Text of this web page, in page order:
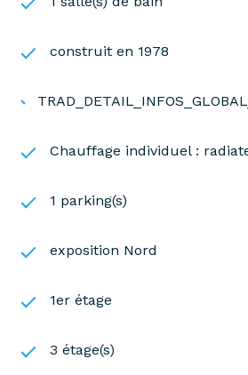
construit en 1978
Chauffage individuel :
1 parking(s)
exposition Nord
1er étage
3 étage(s)